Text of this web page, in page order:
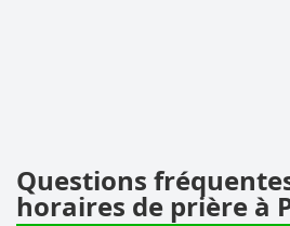
Questions
horaires de prière à